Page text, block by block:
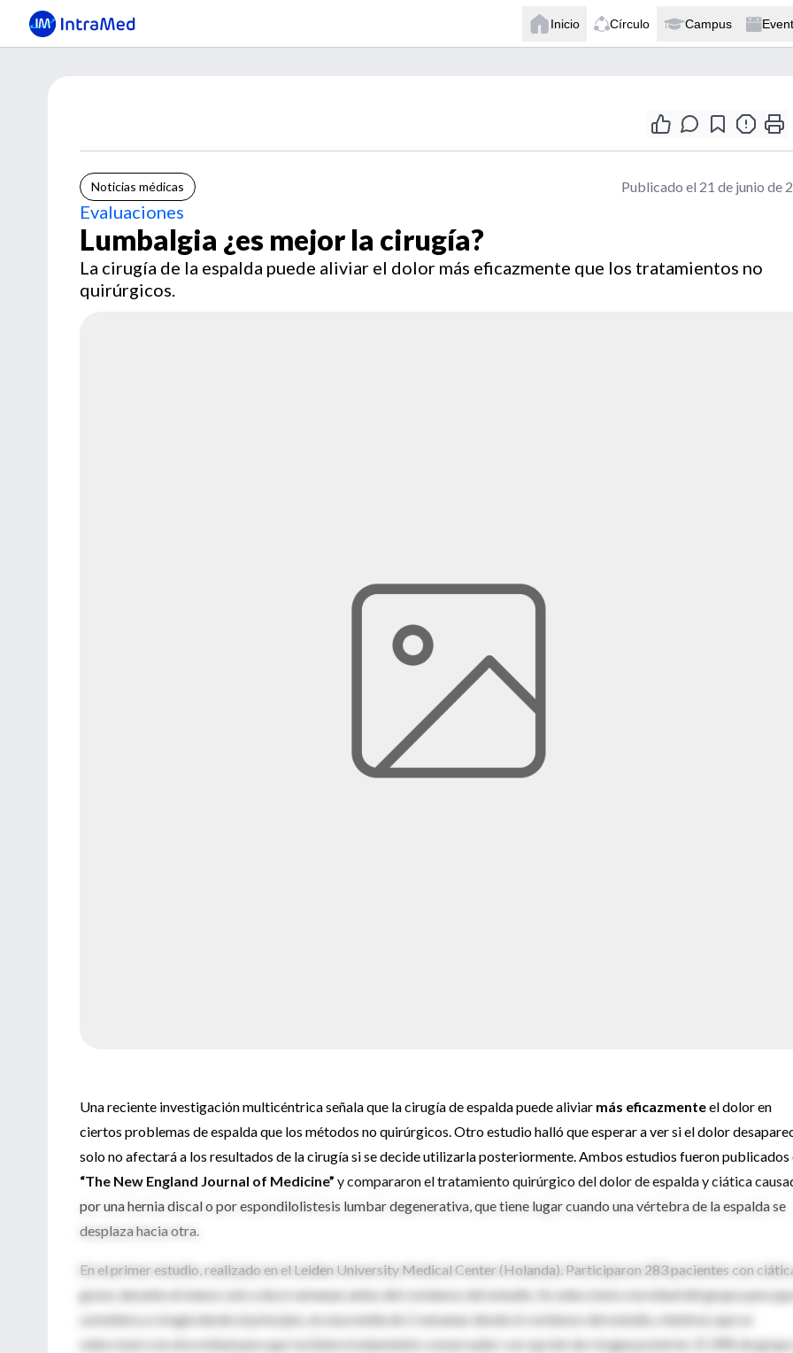
Inicio Círculo Campus
Noticias médicas Publicado el 21 de junio de
Evaluaciones
Lumbalgia ¿es mejor la cirugía?
La cirugía de la espalda puede aliviar el dolor más eficazmente que los tratamientos no
quirúrgicos.
Una reciente investigación multicéntrica señala que la cirugía de espalda puede aliviar más eficazmenteel dolor en
ciertos problemas de espalda que los métodos no quirúrgicos. Otro estudio halló que esperar a ver si el dolor
solo no afectará a los resultados de la cirugía si se decide utilizarla posteriormente. Ambos estudios fueron publicados
“The New England Journal of Medicine” y compararon el tratamiento quirúrgico del dolor de espalda y ciática
por una hernia discal o por espondilolistesis lumbar degenerativa, que tiene lugar cuando una vértebra de la espalda se
desplaza hacia otra.
En el primer estudio, realizado en el Leiden University Medical Center (Holanda). Participaron 283 pacientes con
grave, durante al menos seis a doce semanas antes del comienzo del estudio. Se seleccionó a la mitad del grupo para que
sometiera a cirugía desde el principio, en una media de 2 semanas desde el comienzo del estudio, mientras que se
seleccionó a la otra mitad para que recibiera tratamiento conservador con opción de cirugía posterior. El 39% de grupo